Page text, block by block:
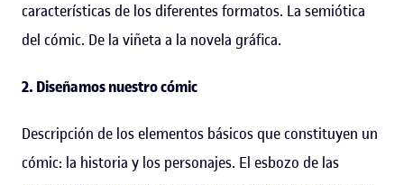
características de los diferentes formatos. La semiótica
del cómic. De la viñeta a la novela gráfica.
2. Diseñamos nuestro cómic
Descripción de los elementos básicos que constituyen un
cómic: la historia y los personajes. El esbozo de las